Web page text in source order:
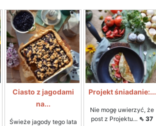
Ciasto z jagodami
na...
Świeże jagody tego lata
Projekt śniadanie:...
Nie mogę uwierzyć, że
post z Projektu... ⇖ 37